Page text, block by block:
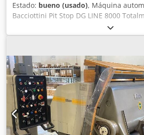
Estado: bueno (usado), Máquina
Bacciottini Pit Stop DG LINE 8000
lista para usar. Este es el sistema de
más eficiente del mercado, con un
Fabricada en Italia. Alimentación
posibilidad de añadir material durante
Compresor integrado. El conjunto
plegado y perforación. Datos técnicos:
la hoja: 500 x 700 mm Tamaño mínimo
mm Velocidad máxima (para formato
Crjdpfxszdar Hj Af Eef Gramaje del
Número máximo de pliegues por hoja:
pliegues: 0,1 mm Precisión de ajuste: